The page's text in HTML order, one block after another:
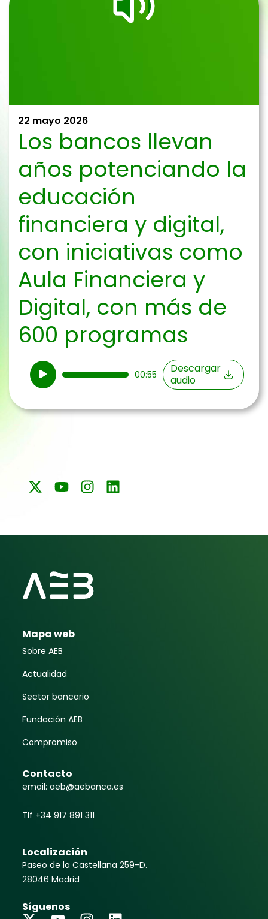
22 mayo 2026
Los bancos llevan
años potenciando la
educación
financiera y digital,
con iniciativas como
Aula Financiera y
Digital, con más de
600 programas
Reproductor
de
00:55
Descargar
audio
Mapa web
Sobre AEB
Actualidad
Sector bancario
Fundación AEB
Compromiso
Contacto
email: aeb@aebanca.es
Tlf +34 917 891 311
Localización
Paseo de la Castellana 259-D.
28046 Madrid
Síguenos